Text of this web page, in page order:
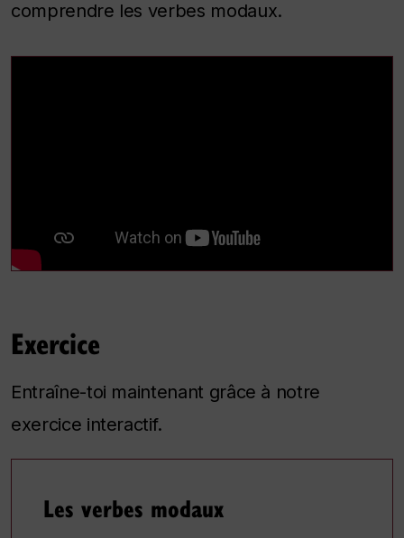
comprendre les verbes modaux.
Exercice
Entraîne-toi maintenant grâce à notre
exercice interactif.
Les verbes modaux